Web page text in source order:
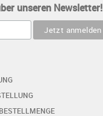
unseren Newsletter!